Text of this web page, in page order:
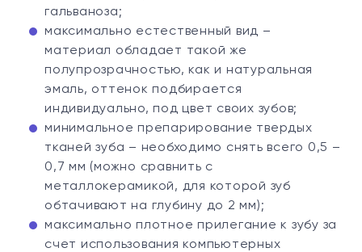
гальваноза;
максимально естественный вид –
материал обладает такой же
полупрозрачностью, как и натуральная
эмаль, оттенок подбирается
индивидуально, под цвет своих зубов;
минимальное препарирование твердых
тканей зуба – необходимо снять всего 0,5 –
0,7 мм (можно сравнить с
металлокерамикой, для которой зуб
обтачивают на глубину до 2 мм);
максимально плотное прилегание к зубу за
счет использования компьютерных